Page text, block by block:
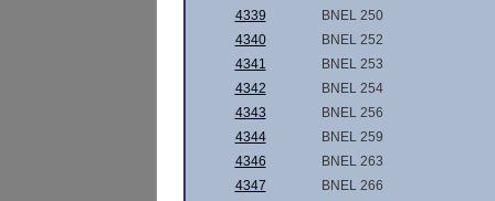
4339
BNEL 250
4340
BNEL 252
4341
BNEL 253
4342
BNEL 254
4343
BNEL 256
4344
BNEL 259
4346
BNEL 263
4347
BNEL 266